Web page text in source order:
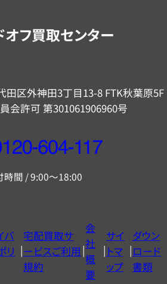
オフ買取センター
田区外神田3丁目13-8 FTK秋葉原5F
会許可 第301061906960号
時間 / 9:00～18:00
バ
リ
宅配買取サ
ービスご利用
規約
会
社
概
要
サイ
トマ
ップ
ダウン
ロード
書類